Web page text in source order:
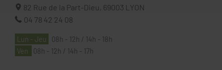
82 Rue de la Part-Dieu, 69003
LYON
04 78 42 24 08
Lun - Jeu
08h - 12h / 14h - 18h
Ven
08h - 12h / 14h - 17h